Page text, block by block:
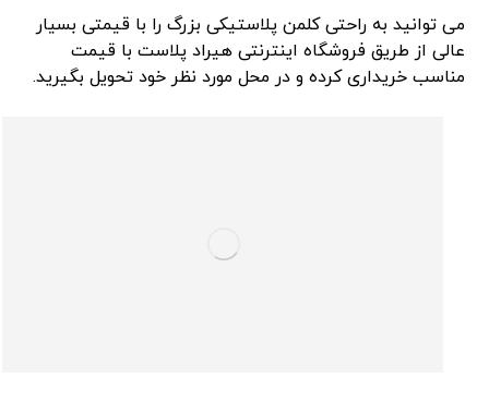
می توانید به راحتی کلمن پلاستیکی بزرگ را با قیمتی بسیار
عالی از طریق فروشگاه اینترنتی هیراد پلاست با قیمت
مناسب خریداری کرده و در محل مورد نظر خود تحویل بگیرید.